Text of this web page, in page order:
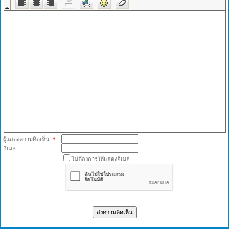
ผู้แสดงความคิดเห็น *
อีเมล
ไม่ต้องการให้แสดงอีเมล